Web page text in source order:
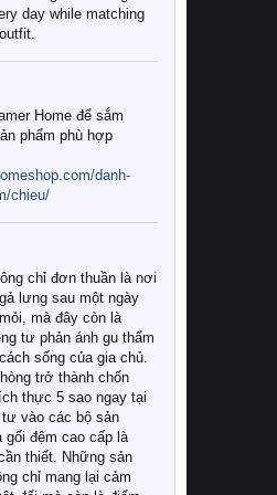
day while matching
Home để sắm
phẩm phù hợp
danh-
chieu/
chỉ đơn thuần là nơi
lưng sau một ngày
mà đây còn là
tư phản ánh gu thẩm
sống của gia chủ.
trở thành chốn
thực 5 sao ngay tại
vào các bộ sản
gối đệm cao cấp là
thiết. Những sản
chỉ mang lại cảm